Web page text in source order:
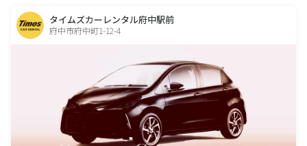
タイムズカーレンタル府中駅前
府中市府中町1-12-4